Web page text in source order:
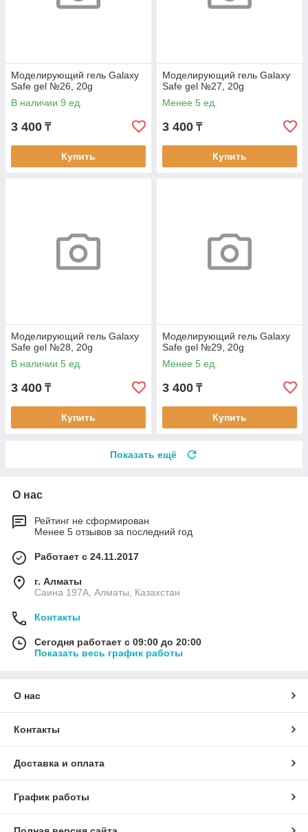
Моделирующий гель Galaxy
Safe gel №26, 20g
В наличии 9 ед.
3 400 ₸
Купить
Моделирующий гель Galaxy
Safe gel №27, 20g
Менее 5 ед.
3 400 ₸
Купить
Моделирующий гель Galaxy
Safe gel №28, 20g
В наличии 5 ед.
3 400 ₸
Купить
Моделирующий гель Galaxy
Safe gel №29, 20g
Менее 5 ед.
3 400 ₸
Купить
Показать ещё
О нас
Рейтинг не сформирован
Менее 5 отзывов за последний год
Работает с 24.11.2017
г. Алматы
Саина 197А, Алматы, Казахстан
Контакты
Сегодня работает с 09:00 до 20:00
Показать весь график работы
О нас
Контакты
Доставка и оплата
График работы